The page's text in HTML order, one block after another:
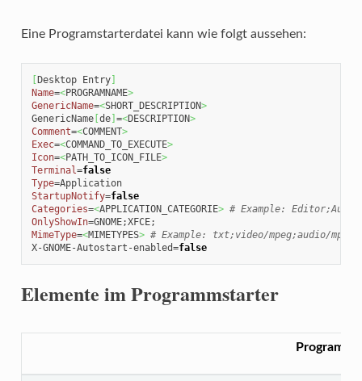
Eine Programstarterdatei kann wie folgt aussehen:
Desktop Entry]
Name=<PROGRAMNAME>
GenericName=<SHORT_DESCRIPTION>
GenericName[ de] =<DESCRIPTION>
Comment=<COMMENT>
Exec=<COMMAND_TO_EXECUTE>
Icon=<PATH_TO_ICON_FILE>
Terminal=false
Type
=Application
StartupNotify=false
Categories=<APPLICATION_CATEGORIE> # Example:
OnlyShowIn
MimeType=<MIMETYPES> # Example: txt;video/mpeg;audio/mpeg;
X-GNOME-Autostart-enabled=false
Elemente im Programmstarter